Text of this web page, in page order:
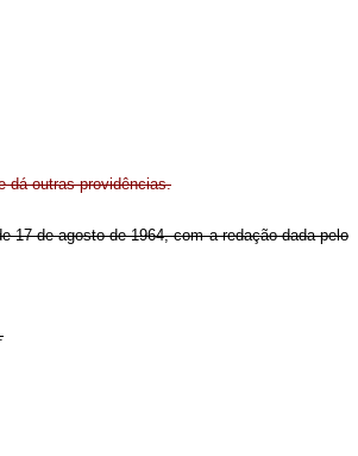
dá outras providências.
17 de agosto de 1964, com a redação dada pelo